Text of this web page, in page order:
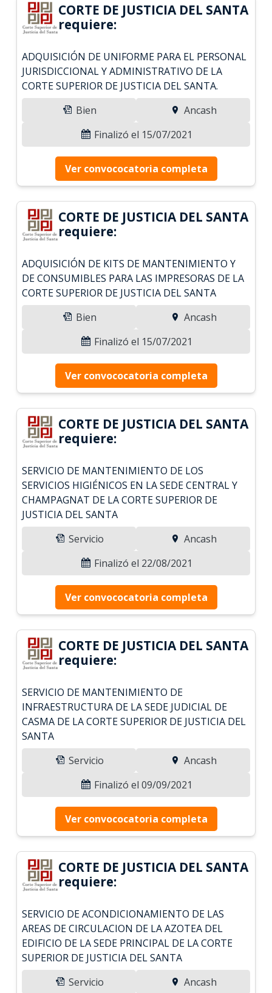
CORTE DE JUSTICIA DEL SANTA
requiere:
ADQUISICIÓN DE UNIFORME PARA EL PERSONAL
JURISDICCIONAL Y ADMINISTRATIVO DE LA
CORTE SUPERIOR DE JUSTICIA DEL SANTA.
Bien
Ancash
Finalizó el 15/07/2021
Ver convococatoria completa
CORTE DE JUSTICIA DEL SANTA
requiere:
ADQUISICIÓN DE KITS DE MANTENIMIENTO Y
DE CONSUMIBLES PARA LAS IMPRESORAS DE LA
CORTE SUPERIOR DE JUSTICIA DEL SANTA
Bien
Ancash
Finalizó el 15/07/2021
Ver convococatoria completa
CORTE DE JUSTICIA DEL SANTA
requiere:
SERVICIO DE MANTENIMIENTO DE LOS
SERVICIOS HIGIÉNICOS EN LA SEDE CENTRAL Y
CHAMPAGNAT DE LA CORTE SUPERIOR DE
JUSTICIA DEL SANTA
Servicio
Ancash
Finalizó el 22/08/2021
Ver convococatoria completa
CORTE DE JUSTICIA DEL SANTA
requiere:
SERVICIO DE MANTENIMIENTO DE
INFRAESTRUCTURA DE LA SEDE JUDICIAL DE
CASMA DE LA CORTE SUPERIOR DE JUSTICIA DEL
SANTA
Servicio
Ancash
Finalizó el 09/09/2021
Ver convococatoria completa
CORTE DE JUSTICIA DEL SANTA
requiere:
SERVICIO DE ACONDICIONAMIENTO DE LAS
AREAS DE CIRCULACION DE LA AZOTEA DEL
EDIFICIO DE LA SEDE PRINCIPAL DE LA CORTE
SUPERIOR DE JUSTICIA DEL SANTA
Servicio
Ancash